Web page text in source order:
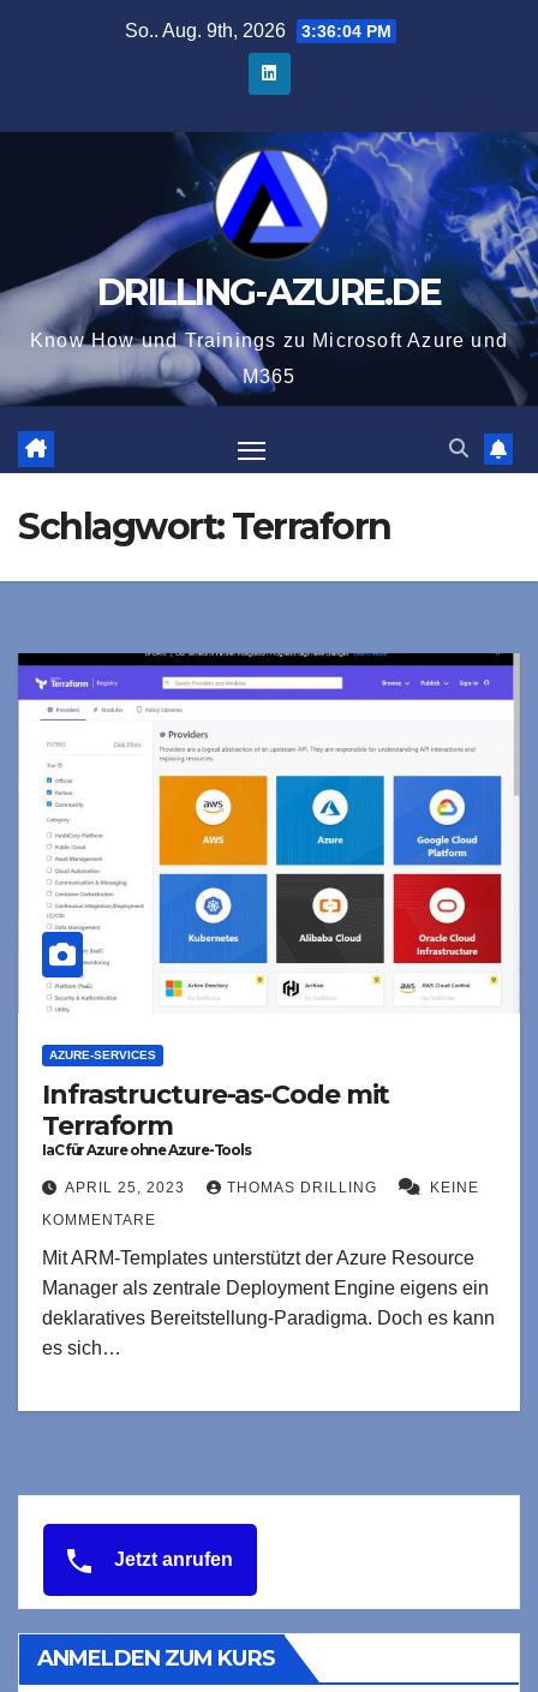
So.. Aug. 9th, 2026 3:36:05 PM
DRILLING-AZURE.DE
Know How und Trainings zu Microsoft Azure und
M365
Schlagwort:Terraforn
AZURE-SERVICES
Infrastructure-as-Code mit
Terraform
IaC für Azure ohne Azure-Tools
APRIL 25, 2023 THOMAS DRILLING
KEINE
KOMMENTARE
Mit ARM-Templates unterstützt der Azure Resource
Manager als zentrale Deployment Engine eigens ein
deklaratives Bereitstellung-Paradigma. Doch es kann
es sich…
Jetzt anrufen
ANMELDEN ZUM KURS